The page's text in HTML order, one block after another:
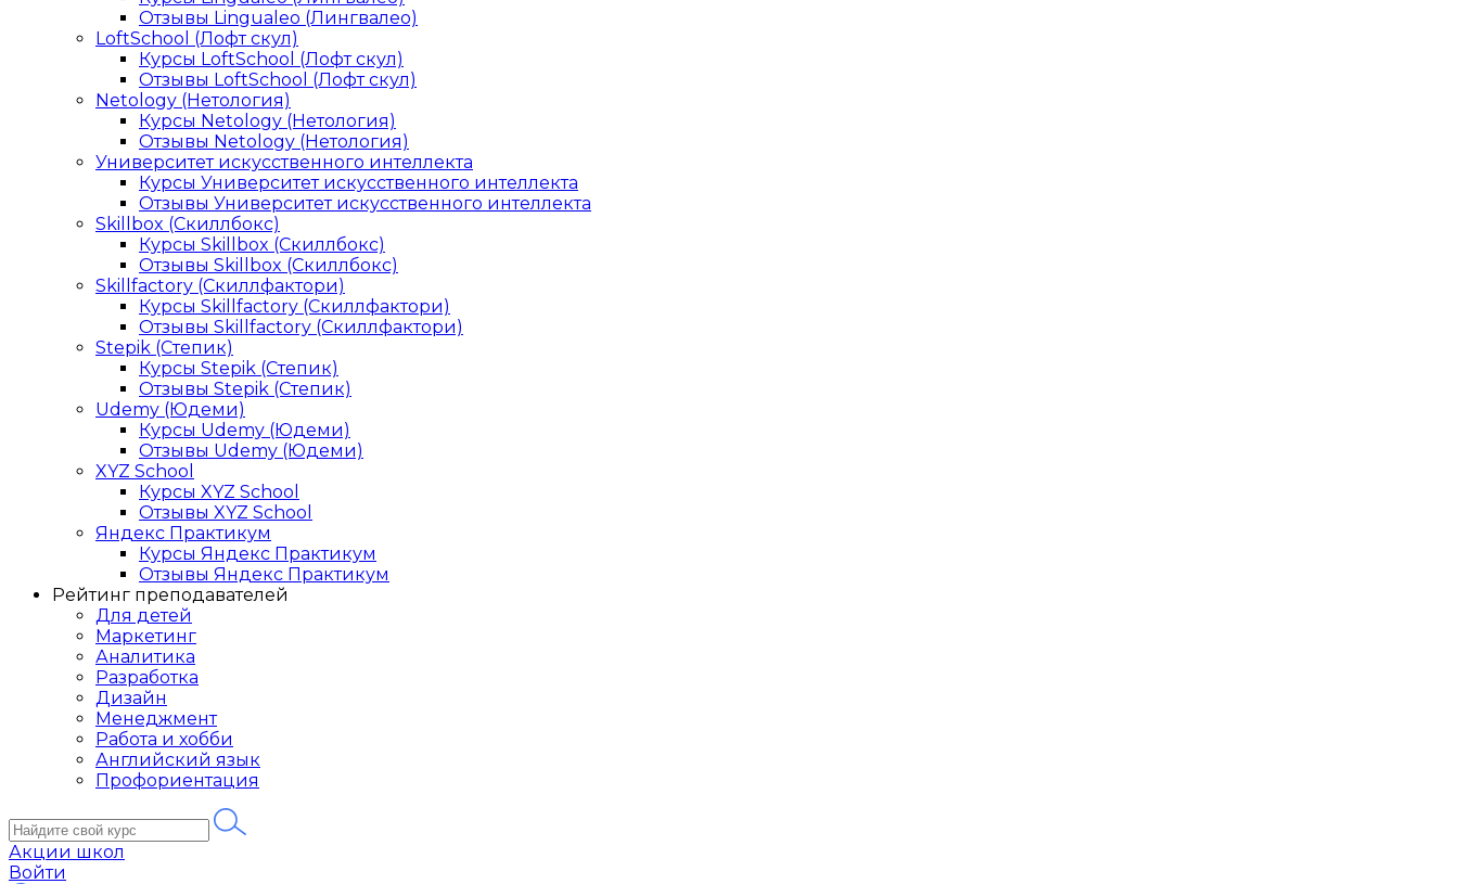
Отзывы Lingualeo (Лингвалео)
LoftSchool (Лофт скул)
Курсы LoftSchool (Лофт скул)
Отзывы LoftSchool (Лофт скул)
Netology (Нетология)
Курсы Netology (Нетология)
Отзывы Netology (Нетология)
Университет искусственного интеллекта
Курсы Университет искусственного интеллекта
Отзывы Университет искусственного интеллекта
Skillbox (Скиллбокс)
Курсы Skillbox (Скиллбокс)
Отзывы Skillbox (Скиллбокс)
Skillfactory (Скиллфактори)
Курсы Skillfactory (Скиллфактори)
Отзывы Skillfactory (Скиллфактори)
Stepik (Степик)
Курсы Stepik (Степик)
Отзывы Stepik (Степик)
Udemy (Юдеми)
Курсы Udemy (Юдеми)
Отзывы Udemy (Юдеми)
XYZ School
Курсы XYZ School
Отзывы XYZ School
Яндекс Практикум
Курсы Яндекс Практикум
Отзывы Яндекс Практикум
Рейтинг преподавателей
Для детей
Маркетинг
Аналитика
Разработка
Дизайн
Менеджмент
Работа и хобби
Английский язык
Профориентация
Акции школ
Войти